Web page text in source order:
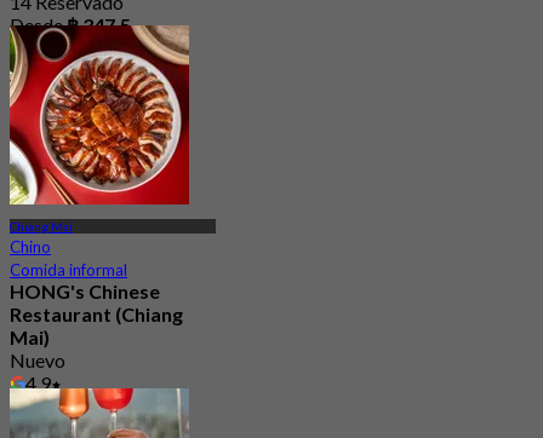
Desde฿ 347.5
Chiang Mai
Chino
Comida informal
HONG's Chinese
Restaurant (Chiang
Mai)
Nuevo
4.9
Desde฿ 944